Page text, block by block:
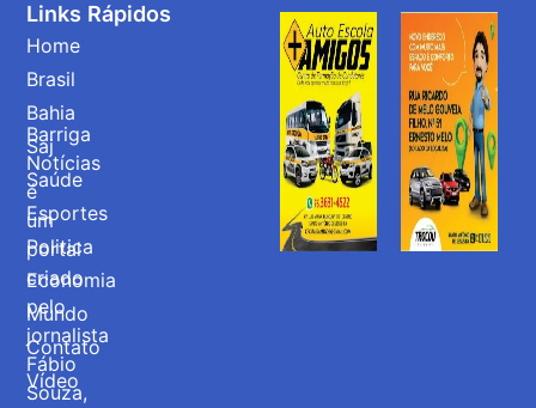
Barriga
Notícias
é
um
portal
criado
pelo
jornalista
Fábio
Souza,
Links Rápidos
Home
Brasil
Bahia
Saj
Saúde
Esportes
Politica
Economia
Mundo
Contato
Vídeo